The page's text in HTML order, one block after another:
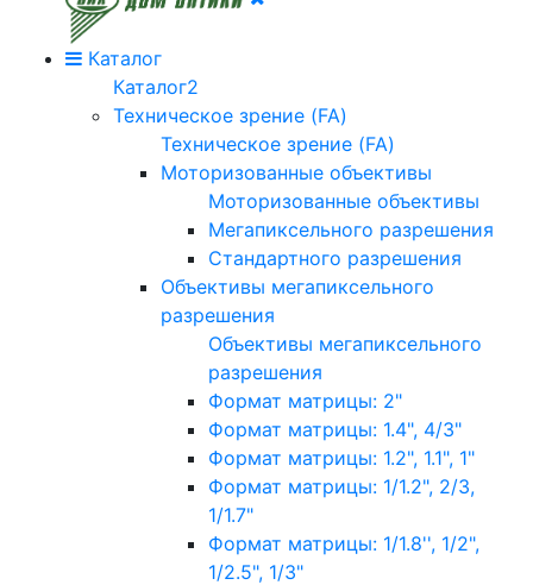
Каталог
Каталог2
Техническое зрение (FA)
Техническое зрение (FA)
Моторизованные объективы
Моторизованные объективы
Мегапиксельного разрешения
Стандартного разрешения
Объективы мегапиксельного
разрешения
Объективы мегапиксельного
разрешения
Формат матрицы: 2"
Формат матрицы: 1.4", 4/3"
Формат матрицы: 1.2", 1.1", 1"
Формат матрицы: 1/1.2", 2/3,
1/1.7"
Формат матрицы: 1/1.8'', 1/2",
1/2.5", 1/3"